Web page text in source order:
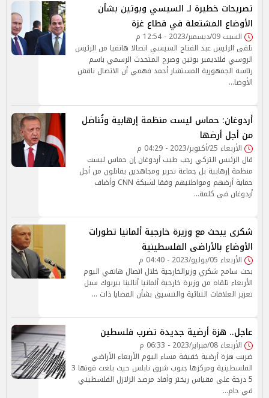
تصريحات خطيرة لـ السيسي وبوتين بشأن
الأوضاع المشتعلة في قطاع غزة
السبت 09/ديسمبر/2023 - 12:54 م
تلقى الرئيس عبد الفتاح السيسي اتصالا هاتفيا من الرئيس
الروسي فلاديمير بوتين وصرح المتحدث الرسمي باسم
رئاسة الجمهورية المستشار أحمد فهمي أن الاتصال ناقش
الأوضا…
أردوغان: حماس ليست منظمة إرهابية وتُناضل
من أجل أرضها
الأربعاء 25/أكتوبر/2023 - 04:29 م
قال الرئيس التركي رجب طيب أردوغان إن حماس ليست
منظمة إرهابية بل جماعة تحرير ومجاهدين يقاتلون من أجل
حماية أرضهم ومواطنيهم وفقا لشبكة CNN وأضاف
أردوغان في كلمة…
شكرى يبحث مع وزيرة خارجية ألمانيا تطورات
الأوضاع بالأراضى الفلسطينية
الأربعاء 05/يوليو/2023 - 04:40 م
بحث سامح شكري وزيرالخارجية خلال اتصال هاتفي اليوم
الأربعاء تلقاه من وزيرة خارجية ألمانيا أنالينا بيربوك سبل
تعزيز العلاقات الثنائية والتنسيق بشأن القضايا ذات …
عاجل.. هزة أرضية جديدة تضرب فلسطين
الأربعاء 08/فبراير/2023 - 06:33 م
ضربت هزة أرضية خفيفة مساء اليوم الأربعاء الأراضي
الفلسطينية ومركزها جنوب شرق نابلس حيث بلغت قوتها 3
5 درجة على مقياس ريختر وأفاد مرصد الزلازل الفلسطيني
في جام…